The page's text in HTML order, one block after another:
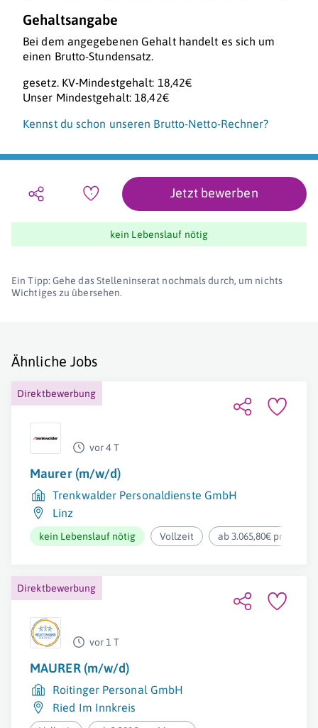
Gehaltsangabe
Bei dem angegebenen Gehalt handelt es sich um
einen Brutto-Stundensatz.
gesetz. KV-Mindestgehalt: 18,42€
Unser Mindestgehalt: 18,42€
Kennst du schon unseren Brutto-Netto-Rechner?
Jetzt bewerben
kein Lebenslauf nötig
Ein Tipp: Gehe das Stelleninserat nochmals durch, um nichts
Wichtiges zu übersehen.
Ähnliche Jobs
Direktbewerbung
vor 4 T
Maurer (m/w/d)
Trenkwalder Personaldienste GmbH
Linz
kein Lebenslauf nötig Vollzeit ab 3.065,80€ pro
Direktbewerbung
vor 1 T
MAURER (m/w/d)
Roitinger Personal GmbH
Ried Im Innkreis